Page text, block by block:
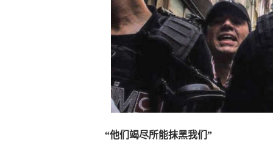
“他们竭尽所能抹黑我们”